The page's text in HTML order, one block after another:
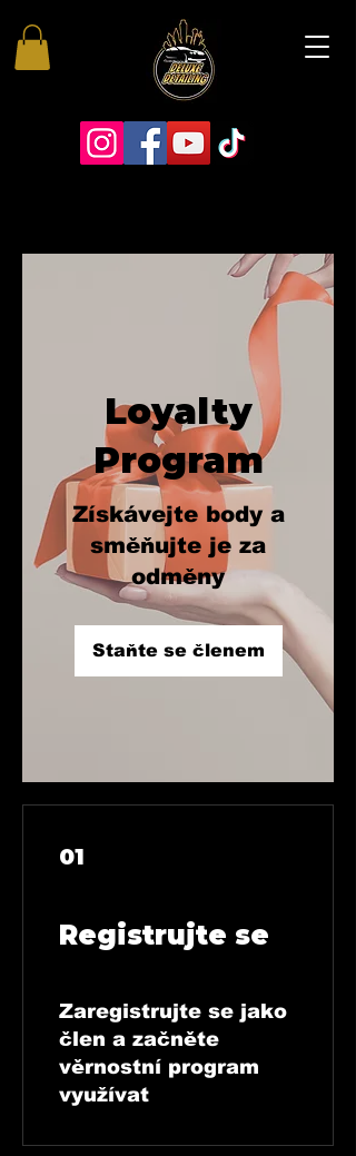
Loyalty
Program
Získávejte body a
směňujte je za
odměny
Staňte se členem
01
Registrujte se
Zaregistrujte se jako
člen a začněte
věrnostní program
využívat